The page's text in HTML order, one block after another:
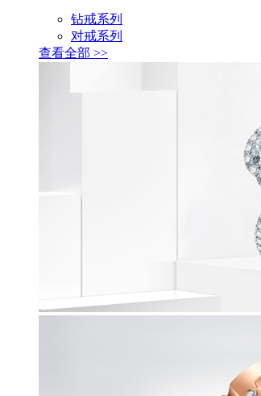
钻戒系列
对戒系列
查看全部 >>